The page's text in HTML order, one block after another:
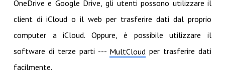
OneDrive e Google Drive, gli utenti possono utilizzare il
client di iCloud o il web per trasferire dati dal proprio
computer a iCloud. Oppure, è possibile utilizzare il
software di terze parti --- MultCloud per trasferire dati
facilmente.